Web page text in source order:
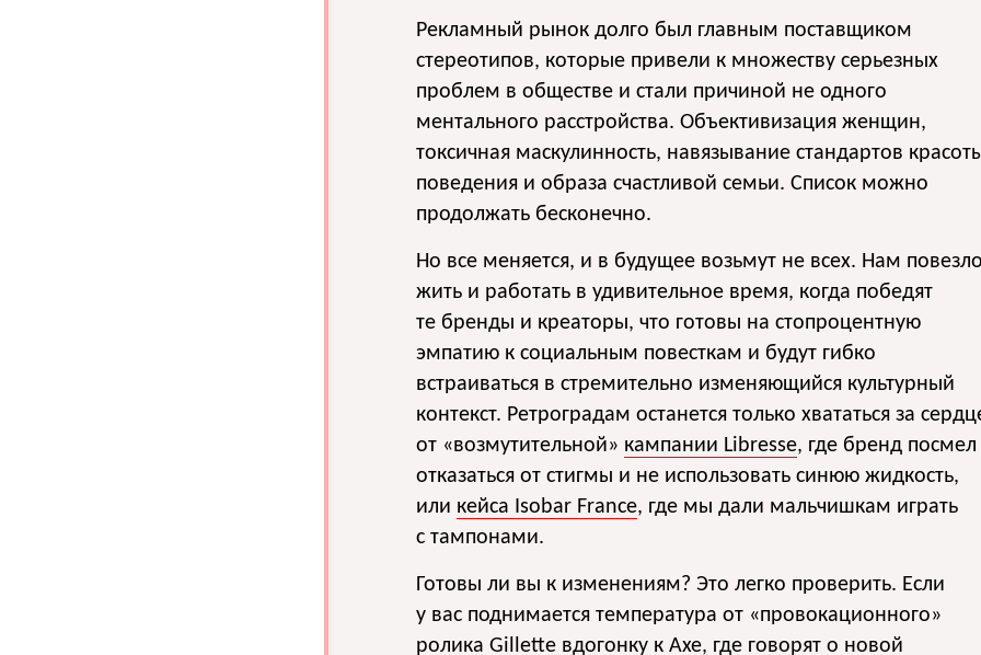
Рекламный рынок долго был главным поставщиком
стереотипов, которые привели к множеству серьезных
проблем в обществе и стали причиной не одного
ментального расстройства. Объективизация женщин,
токсичная маскулинность, навязывание стандартов
поведения и образа счастливой семьи. Список можно
продолжать бесконечно.
Но все меняется, и в будущее возьмут не всех. Нам
жить и работать в удивительное время, когда победят
те бренды и креаторы, что готовы на стопроцентную
эмпатию к социальным повесткам и будут гибко
встраиваться в стремительно изменяющийся культурный
контекст. Ретроградам останется только хвататься за
от «возмутительной» кампании Libresse, где бренд посмел
отказаться от стигмы и не использовать синюю жидкость,
или кейса Isobar France, где мы дали мальчишкам играть
с тампонами.
Готовы ли вы к изменениям? Это легко проверить. Если
у вас поднимается температура от «провокационного»
ролика Gillette вдогонку к Axe, где говорят о новой